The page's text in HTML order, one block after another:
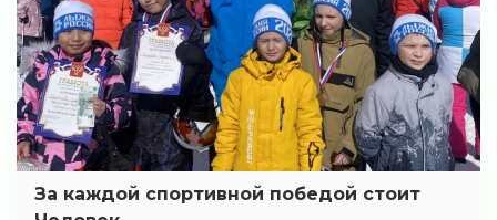
За каждой спортивной победой стоит